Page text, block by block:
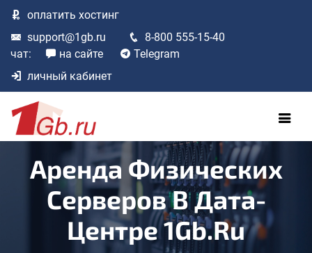
оплатить хостинг
support@1gb.ru
8-800 555-15-40
чат:
на сайте
Telegram
личный кабинет
Аренда Физических
Серверов В Дата-
Центре 1Gb.ru